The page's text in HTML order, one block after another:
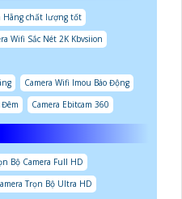
Hãng chất lượng tốt
Wifi Sắc Nét 2K Kbvsiion
Camera Wifi Imou Báo Động
Camera Ebitcam 360
Bộ Camera Full HD
Trọn Bộ Ultra HD